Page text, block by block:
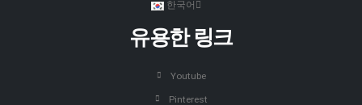
한국어
유용한 링크
Youtube
Pinterest